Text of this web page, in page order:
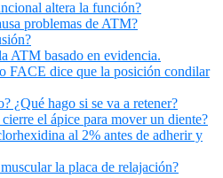
altera la función?
problemas de ATM?
ATM basado en evidencia.
FACE dice que la posición condilar
¿Qué hago si se va a retener?
el ápice para mover un diente?
al 2% antes de adherir y
la placa de relajación?